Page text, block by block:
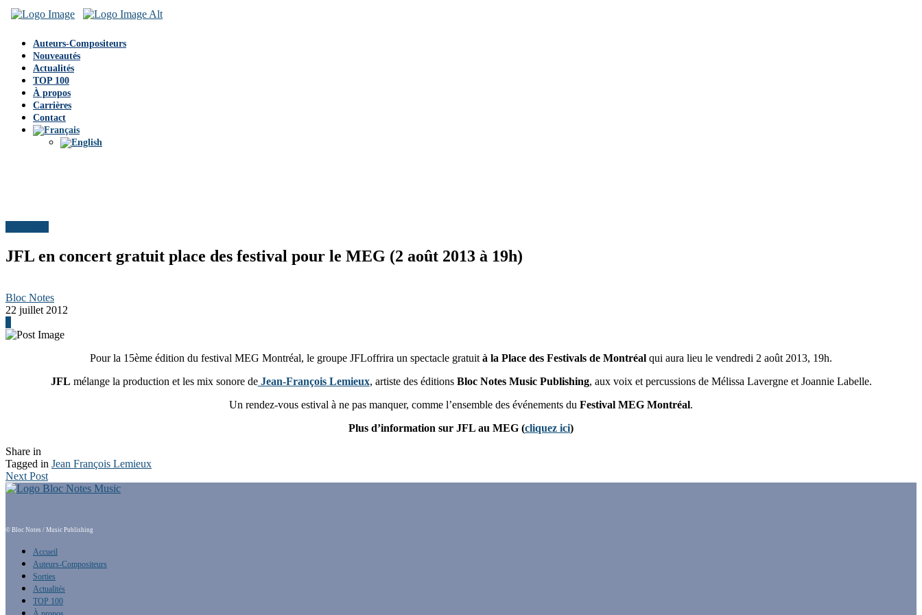
Auteurs-Compositeurs
Nouveautés
Actualités
TOP 100
À propos
Carrières
Contact
JFL en concert gratuit place des festival pour le MEG (2 août 2013 à 19h)
Bloc Notes
22 juillet 2012
Pour la 15ème édition du festival MEG Montréal, le groupe JFLoffrira un spectacle gratuit à la Place des Festivals de Montréal qui aura lieu le vendredi 2 août 2013, 19h.
JFL mélange la production et les mix sonore deJean-François Lemieux, artiste des éditions Bloc Notes Music Publishing, aux voix et percussions de Mélissa Lavergne et Joannie Labelle.
Un rendez-vous estival à ne pas manquer, comme l’ensemble des événements du Festival MEG Montréal.
Plus d’information sur JFL au MEG (cliquez ici)
Share in
Tagged in Jean François Lemieux
Next Post
© Bloc Notes / Music Publishing
Accueil
Auteurs-Compositeurs
Sorties
Actualités
TOP 100